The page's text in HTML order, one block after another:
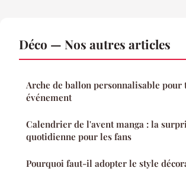
Déco — Nos autres articles
Arche de ballon personnalisable pour
événement
Calendrier de l'avent manga : la
quotidienne pour les fans
Pourquoi faut-il adopter le style